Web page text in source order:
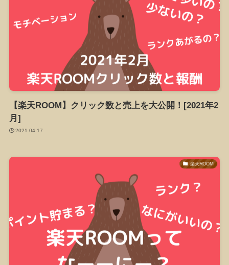
【楽天ROOM】クリック数と売上を大公開！[2021年2
月]
2021.04.17
楽天ROOM